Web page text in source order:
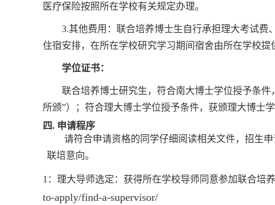
医疗保险按照所在学校有关规定办理。
3.其他费用：联合培养博士生自行承担理大考试费
住宿安排，在所在学校研究学习期间宿舍由所在学校
学位证书：
联合培养博士研究生，符合南大博士学位授予条
所颁”）；符合理大博士学位授予条件，获颁理大博士
四. 申请程序
请符合申请资格的同学仔细阅读相关文件， 招生
联培意向。
1 ：理大导师选定：获得所在学校导师同意参加联合培
to-apply/find-a-supervisor/